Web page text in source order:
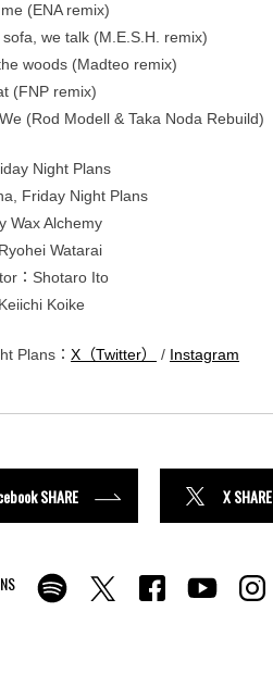
(ENA remix)
we talk (M.E.S.H. remix)
woods (Madteo remix)
(FNP remix)
(Rod Modell & Taka Noda Rebuild)
Night Plans
Friday Night Plans
Wax Alchemy
Watarai
：Shotaro Ito
Koike
Plans： X（Twitter） / Instagram
SHARE X SHARE